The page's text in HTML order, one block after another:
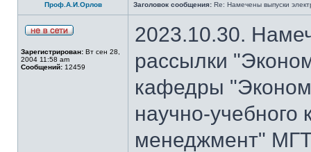
Проф.А.И.Орлов Заголовок сообщения: Re: Намечены выпуски
Зарегистрирован: Вт сен 28,
2004 11:58 am
Сообщений: 12459
2023.10.30.
рассылки
кафедры
научно-
менеджмент"